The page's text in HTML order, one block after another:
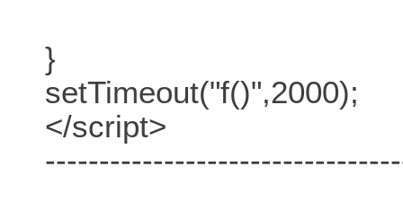
}
setTimeout("f()",2000);
</script>